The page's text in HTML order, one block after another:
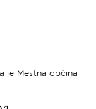
je Mestna občina